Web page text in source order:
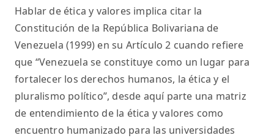
Hablar de ética y valores implica citar la
Constitución de la República Bolivariana de
Venezuela (1999) en su Artículo 2 cuando refiere
que “Venezuela se constituye como un lugar para
fortalecer los derechos humanos, la ética y el
pluralismo político”, desde aquí parte una matriz
de entendimiento de la ética y valores como
encuentro humanizado para las universidades